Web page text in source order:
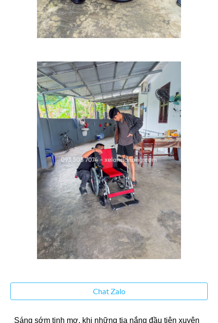
Chat Zalo
Sáng sớm tinh mơ, khi những tia nắng đầu tiên xuyên